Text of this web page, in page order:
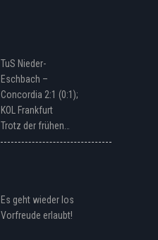
TuS Nieder-
Eschbach –
Concordia 2:1 (0:1);
KOL Frankfurt
Trotz der frühen…
Es geht wieder los
Vorfreude erlaubt!